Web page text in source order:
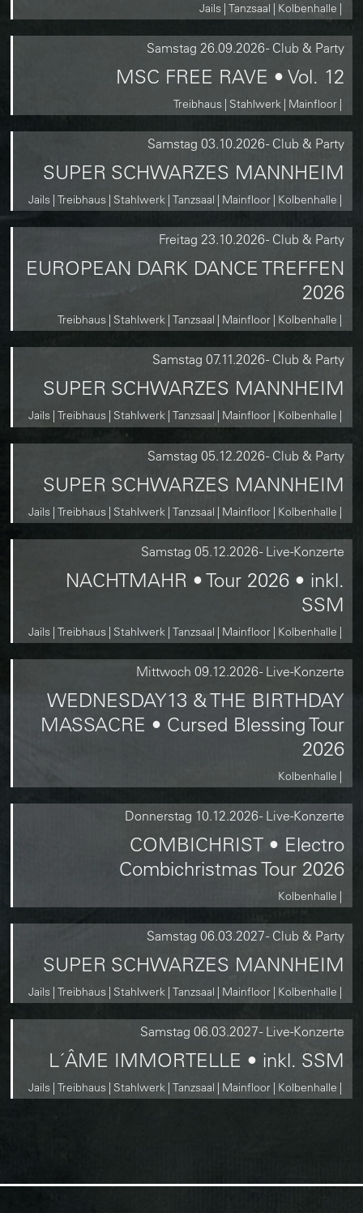
Kolbenhalle
Tanzsaal
Jails
Samstag 26.09.2026- Club & Party
MSC FREE RAVE • Vol. 12
Mainfloor
Stahlwerk
Treibhaus
Samstag 03.10.2026- Club & Party
SUPER SCHWARZES MANNHEIM
Kolbenhalle
Mainfloor
Tanzsaal
Stahlwerk
Treibhaus
Jails
Freitag 23.10.2026- Club & Party
EUROPEAN DARK DANCE TREFFEN
2026
Kolbenhalle
Mainfloor
Tanzsaal
Stahlwerk
Treibhaus
Samstag 07.11.2026- Club & Party
SUPER SCHWARZES MANNHEIM
Kolbenhalle
Mainfloor
Tanzsaal
Stahlwerk
Treibhaus
Jails
Samstag 05.12.2026- Club & Party
SUPER SCHWARZES MANNHEIM
Kolbenhalle
Mainfloor
Tanzsaal
Stahlwerk
Treibhaus
Jails
Samstag 05.12.2026- Live-Konzerte
NACHTMAHR • Tour 2026 • inkl.
SSM
Kolbenhalle
Mainfloor
Tanzsaal
Stahlwerk
Treibhaus
Jails
Mittwoch 09.12.2026- Live-Konzerte
WEDNESDAY13 & THE BIRTHDAY
MASSACRE • Cursed Blessing Tour
2026
Kolbenhalle
Donnerstag 10.12.2026- Live-Konzerte
COMBICHRIST • Electro
Combichristmas Tour 2026
Kolbenhalle
Samstag 06.03.2027- Club & Party
SUPER SCHWARZES MANNHEIM
Kolbenhalle
Mainfloor
Tanzsaal
Stahlwerk
Treibhaus
Jails
Samstag 06.03.2027- Live-Konzerte
L´ÂME IMMORTELLE • inkl. SSM
Kolbenhalle
Mainfloor
Tanzsaal
Stahlwerk
Treibhaus
Jails